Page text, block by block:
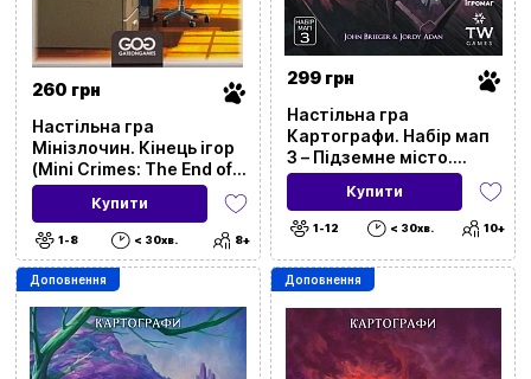
260 грн
Настільна гра
Мінізлочин. Кінець ігор
(Mini Crimes: The End of
the Games)
Купити
1-8 < 30хв. 8+
299 грн
Настільна гра
Картографи. Набір мап
3 – Підземне місто.
Глибини Сабека
Купити
1-12 < 30хв. 10+
Доповнення Доповнення